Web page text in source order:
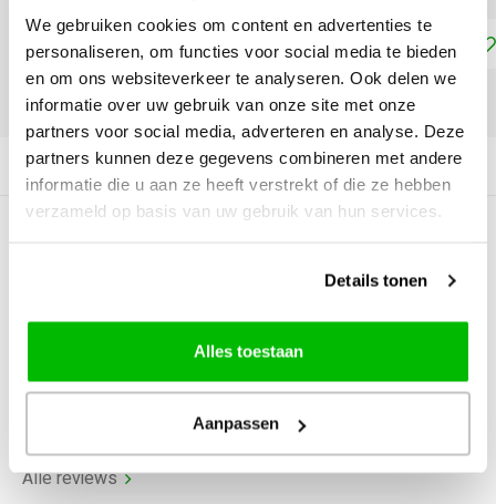
We gebruiken cookies om content en advertenties te
personaliseren, om functies voor social media te bieden
en om ons websiteverkeer te analyseren. Ook delen we
informatie over uw gebruik van onze site met onze
partners voor social media, adverteren en analyse. Deze
partners kunnen deze gegevens combineren met andere
informatie die u aan ze heeft verstrekt of die ze hebben
verzameld op basis van uw gebruik van hun services.
Details tonen
Alles toestaan
Aanpassen
Toevoegen aan winkelwagen
DELEN:
Productomschrijving
Alle reviews